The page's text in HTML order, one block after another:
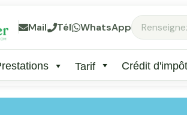
Mail Tél WhatsApp
Tarif Crédit d'impôt